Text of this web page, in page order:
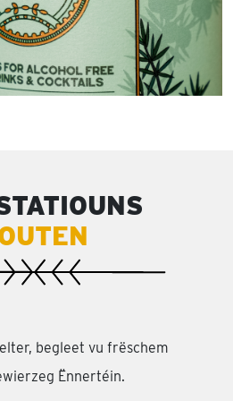
begleet vu frëschem
Ënnertéin.